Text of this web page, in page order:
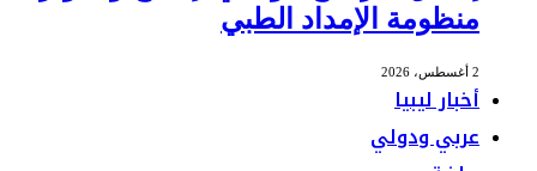
منظومة الإمداد الطبي
أخبار ليبيا
عربي ودولي